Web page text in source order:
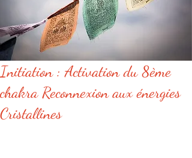
Initiation : Activation du 8ème
chakra Reconnexion aux énergies
Cristallines